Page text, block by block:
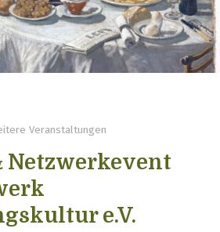
Veranstaltungen
Netzwerkevent
e.V.